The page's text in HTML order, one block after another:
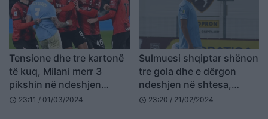
Tensione dhe tre kartonë
të kuq, Milani merr 3
pikshin në ndeshjen
dramatike ndaj Lazios
schedule 23:11 / 01/03/2024
Sulmuesi shqiptar shënon
tre gola dhe e dërgon
ndeshjen në shtesa,
ndihma e tij nuk mjafton
schedule 23:20 / 21/02/2024